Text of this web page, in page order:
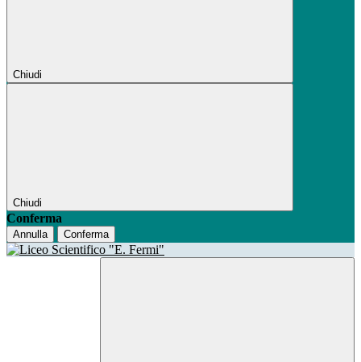
Chiudi
Chiudi
Conferma
Annulla Conferma